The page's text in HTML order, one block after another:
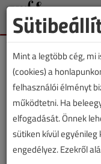
Lapszám:
Mint a legtöbb cég, mi
(cookies) a
felhasználói élményt
működtetni. Ha
elfogadását. Önnek
sütiken kívül
engedélyez. Ezekről